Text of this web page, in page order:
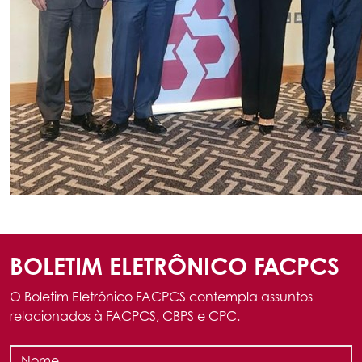
BOLETIM ELETRÔNICO FACPCS
O Boletim Eletrônico FACPCS contempla assuntos
relacionados à FACPCS, CBPS e CPC.